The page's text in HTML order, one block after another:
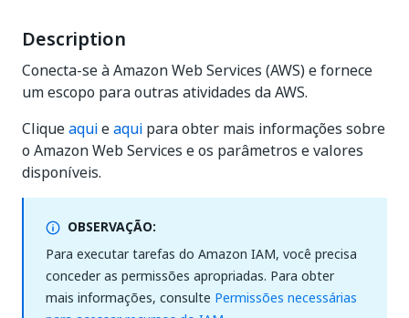
Description
Conecta-se à Amazon Web Services (AWS) e fornece
um escopo para outras atividades da AWS.
Cliqueaquieaqui para obter mais informações sobre
o Amazon Web Services e os parâmetros e valores
disponíveis.
OBSERVAÇÃO:
Para executar tarefas do Amazon IAM, você precisa
conceder as permissões apropriadas. Para obter
mais informações, consulte Permissões necessárias